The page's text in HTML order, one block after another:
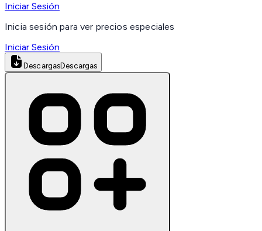
Iniciar Sesión
Inicia sesión para ver precios especiales
Iniciar Sesión
DescargasDescargas